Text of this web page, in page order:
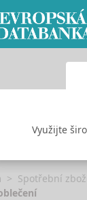
Využijte
Spotřební